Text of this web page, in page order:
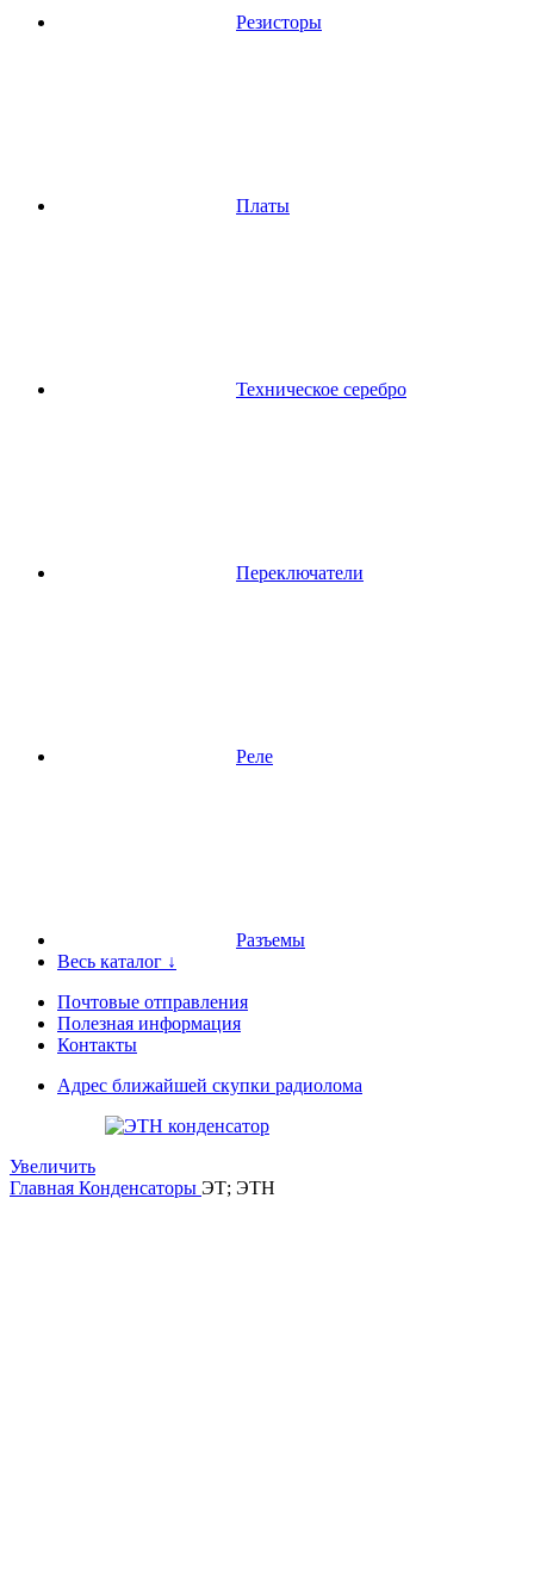
Резисторы
Платы
Техническое серебро
Переключатели
Реле
Разъемы
Весь каталог ↓
Почтовые отправления
Полезная информация
Контакты
Адрес ближайшей скупки радиолома
Увеличить
Главная Конденсаторы ЭТ; ЭТН